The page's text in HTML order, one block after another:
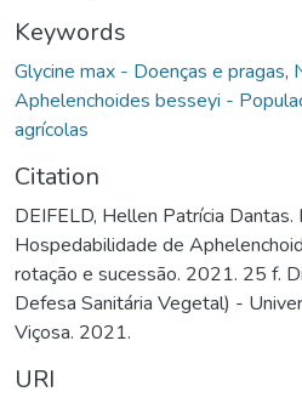
Keywords
Glycine max - Doenças e pragas,
Aphelenchoides besseyi -
agrícolas
Citation
DEIFELD, Hellen Patrícia Dantas.
Hospedabilidade de
rotação e sucessão. 2021. 25 f.
Defesa Sanitária Vegetal) -
Viçosa. 2021.
URI